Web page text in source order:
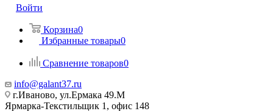
Войти
Корзина0
Избранные товары0
Сравнение товаров0
info@galant37.ru
г.Иваново, ул.Ермака 49.M
Ярмарка-Текстильщик 1, офис 148